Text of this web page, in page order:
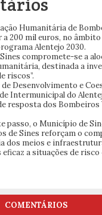
Humanitária de
a 200 mil euros, no
Alentejo 2030.
compromete-se a
destinada a
riscos”.
Desenvolvimento e
Intermunicipal do
resposta dos Bombeiros
passo, o Município de
de Sines reforçam o
dos meios e
a situações de risco
COMENTÁRIOS